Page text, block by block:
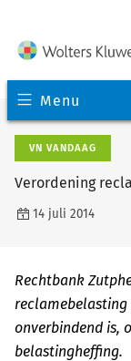
Menu
VN VANDAAG
Verordening
14 juli 2014
Rechtbank
reclamebelasting
onverbindend is,
belastingheffing.